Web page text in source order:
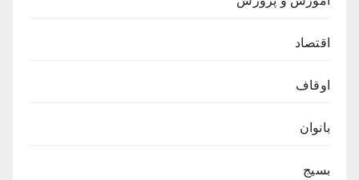
اقتصاد
اوقاف
بانوان
بسیج